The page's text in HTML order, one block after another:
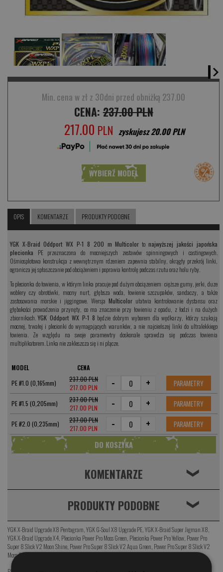
Min. cena w zł z 30dni przed obniżką 237.00
CENA:237.00 PLN
217.00 PLN zyskujesz 20.00 PLN
WYBIERZ MODEL
OPIS KOMENTARZE PRODUKTY PODOBNE
YGK X-Braid Oddport WX P-1 8 200 m Multicolor tonajwyższej jakości japońska
plecionka PE przeznaczona do mocniejszych zestawów spinningowych i castingowych.
Ośmiosplotowa konstrukcja z wewnętrznym rdzeniem zapewnia stabilny, okrągły przekrój linki,
ogranicza jej spłaszczanie pod obciążeniem i poprawia kontrolę podczas rzutu oraz holu ryby.
To plecionka do łowienia, w którym linka pracuje pod dużym obciązeniem: cięższe gumy, jerki, duze
woblery czy obrotówki, mocny nurt, głębsza woda, łowienie szczupaków, sandaczy, a także
zastosowania morskie i jiggingowe. Wersja Multicolorułatwia kontrolowanie dystansu oraz
głębokości prowadzenia przynęty, co ma znaczenie przy łowieniu z opadu, z łodzi i na dużych
zbiornikach.YGK Oddport WX P-1 8 będzie dobrym wyborem dla wędkarzy, którzy szukają
mocnej, trwałej i plecionki do wymagających warunków, a nie najcieńszej linki do ultralekkiego
łowienia. Ze względu na swoje paramewtry doskonale sprawdza się podczas łowienia
multiplikatorem. Linka nie zakleszcza się i ni plącze.
MODEL
CENA
PE #1.0 (0,165mm)
237.00 PLN
217.00 PLN
- + PARAMETRY
PE #1.5 (0,205mm)
237.00 PLN
217.00 PLN
- + PARAMETRY
PE #2.0 (0,235mm)
237.00 PLN
217.00 PLN
- + PARAMETRY
KOMENTARZE ❮
PRODUKTY PODOBNE ❮
YGK X-Braid Upgrade X8 Pentagram ,YGK G-Soul X8 Upgrade PE ,YGK X-Braid Super Jigman X8
YGK X-Braid Upgrade X4 Plecionka Power Pro Moss Green Plecionka Power Pro Yellow Power Pro
Super 8 Slick V2 Moon Shine Power Pro Super 8 Slick V2 Aqua Green Power Pro Super 8 Slick V2
Moss Green